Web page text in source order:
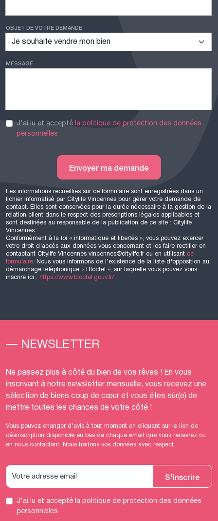
OBJET DE VOTRE DEMANDE
MESSAGE
J'ai lu et acceptéla politique de protection des données
personnelles
Envoyer ma demande
Les informations recueillies sur ce formulaire sont enregistrées dans un
fichier informatisé par Citylife Vincennes pour gérer votre demande de
contact. Elles sont conservées pour la durée nécessaire à la gestion de la
relation client dans le respect des prescriptions légales applicables et
sont destinées au responsable de la publication de ce site : Citylife
Vincennes.
Conformément à la loi « informatique et libertés », vous pouvez exercer
votre droit d'accès aux données vous concernant et les faire rectifier en
contactant Citylife Vincennes vincennes@citylife.fr ou en utilisant ce
formulaire. Nous vous informons de l’existence de la liste d'opposition au
démarchage téléphonique « Bloctel », sur laquelle vous pouvez vous
inscrire ici : https://www.bloctel.gouv.fr/
— NEWSLETTER
Ne passez plus à côté du bien de vos rêves ! En vous
inscrivant à notre newsletter mensuelle, vous recevez une
sélection de biens coup de cœur et vous êtes sûr(e) de
mettre toutes les chances de votre côté !
Vous pouvez changer d'avis à tout moment en cliquant sur le lien de
désinscription disponible en bas de chaque email que vous recevrez ou
en nous contactant. Nous traitons vos données avec respect.
S'inscrire
J'ai lu et acceptéla politique de protection des données
personnelles